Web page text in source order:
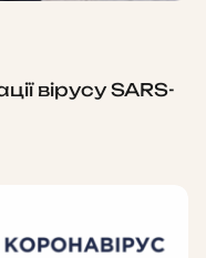
вірусу SARS-